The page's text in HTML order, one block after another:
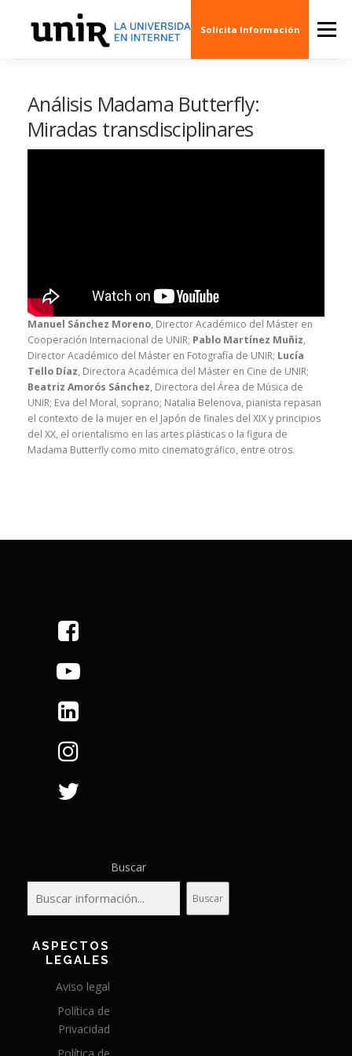
content
Menu
ESCENARIOS SOCIEDAD
Análisis Madama Butterfly:
Miradas transdisciplinares
Manuel Sánchez Moreno, Director Académico del Máster en
Cooperación Internacional de UNIR; Pablo Martínez Muñiz,
Director Académico del Máster en Fotografía de UNIR; Lucía
Tello Díaz, Directora Académica del Máster en Cine de UNIR;
Beatriz Amorós Sánchez, Directora del Área de Música de
UNIR; Eva del Moral, soprano; Natalia Belenova, pianista repasan
el contexto de la mujer en el Japón de finales del XIX y principios
del XX, el orientalismo en las artes plásticas o la figura de
Madama Butterfly como mito cinematográfico, entre otros.
Buscar
Buscar
Solicita Información
ASPECTOS
LEGALES
Aviso legal
Política de
Privacidad